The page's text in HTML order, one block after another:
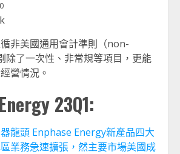
非美國通用會計準則（non-
除了一次性、非常規等項目，更能
營情況。
23Q1:
龍頭 Enphase Energy新產品四大
業務急速擴張，然主要市場美國成